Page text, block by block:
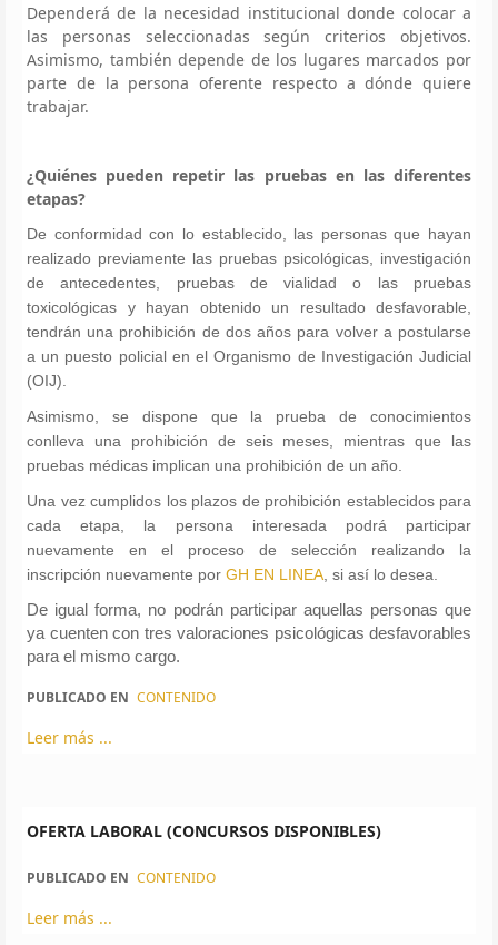
Dependerá de la necesidad institucional donde colocar a
las personas seleccionadas según criterios objetivos.
Asimismo, también depende de los lugares marcados por
parte de la persona oferente respecto a dónde quiere
trabajar.
¿Quiénes pueden repetir las pruebas en las diferentes
etapas?
De conformidad con lo establecido, las personas que hayan
realizado previamente las pruebas psicológicas, investigación
de antecedentes, pruebas de vialidad o las pruebas
toxicológicas y hayan obtenido un resultado desfavorable,
tendrán una prohibición de dos años para volver a postularse
a un puesto policial en el Organismo de Investigación Judicial
(OIJ).
Asimismo, se dispone que la prueba de conocimientos
conlleva una prohibición de seis meses, mientras que las
pruebas médicas implican una prohibición de un año.
Una vez cumplidos los plazos de prohibición establecidos para
cada etapa, la persona interesada podrá participar
nuevamente en el proceso de selección realizando la
inscripción nuevamente por GH EN LINEA , si así lo desea.
De igual forma, no podrán participar aquellas personas que
ya cuenten con tres valoraciones psicológicas desfavorables
para el mismo cargo.
PUBLICADO EN CONTENIDO
Leer más ...
OFERTA LABORAL (CONCURSOS DISPONIBLES)
PUBLICADO EN CONTENIDO
Leer más ...